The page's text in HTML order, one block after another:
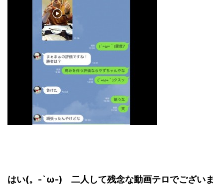
はい(。-`ω-) 二人して残念な動画テロでございま